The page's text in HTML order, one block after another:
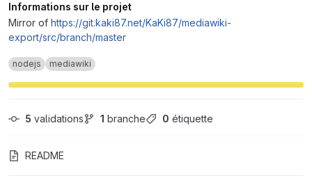
Informations sur le projet
Mirror of https://git.kaki87.net/KaKi87/mediawiki-
export/src/branch/master
nodejs mediawiki
5 validations 1 branche 0 étiquette
README